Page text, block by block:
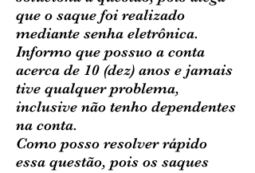
que o saque foi realizado
mediante senha eletrônica.
Informo que possuo a conta
acerca de 10 (dez) anos e jamais
tive qualquer problema,
inclusive não tenho dependentes
na conta.
Como posso resolver rápido
essa questão, pois os saques